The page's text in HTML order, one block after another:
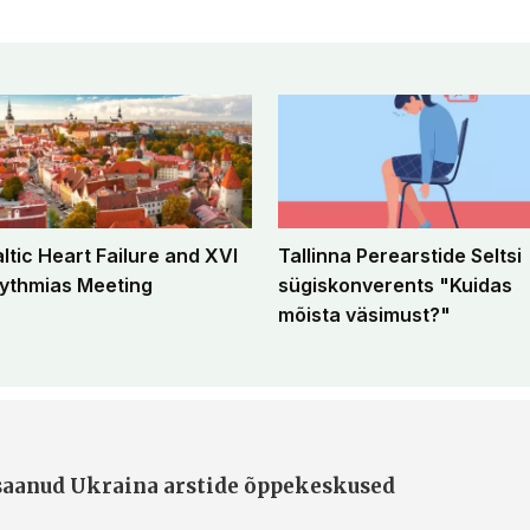
Heart Failure and XVI
Meeting
Tallinna Perearstide Seltsi
sügiskonverents "Kuidas
mõista väsimust?"
Ukraina arstide õppekeskused